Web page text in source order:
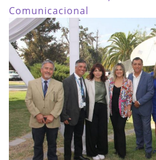
Comunicacional